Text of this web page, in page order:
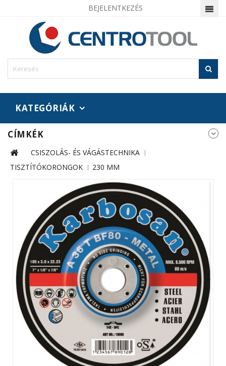
BEJELENTKEZÉS
KATEGÓRIÁK
CÍMKÉK
CSISZOLÁS- ÉS VÁGÁSTECHNIKA
TISZTÍTÓKORONGOK
230 MM